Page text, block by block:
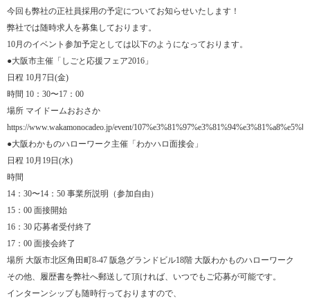
今回も弊社の正社員採用の予定についてお知らせいたします！
弊社では随時求人を募集しております。
10月のイベント参加予定としては以下のようになっております。
●大阪市主催「しごと応援フェア2016」
日程 10月7日(金)
時間 10：30〜17：00
場所 マイドームおおさか
https://www.wakamonocadeo.jp/event/
●大阪わかものハローワーク主催「わかハロ面接会」
日程 10月19日(水)
時間
14：30〜14：50 事業所説明（参加自由）
15：00 面接開始
16：30 応募者受付終了
17：00 面接会終了
場所 大阪市北区角田町8-47 阪急グランドビル18階 大阪わかものハローワーク
その他、履歴書を弊社へ郵送して頂ければ、いつでもご応募が可能です。
インターンシップも随時行っておりますので、